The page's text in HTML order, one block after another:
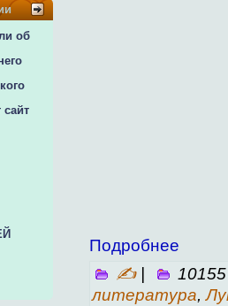
об
сайт
Подробнее
✍|
литература,